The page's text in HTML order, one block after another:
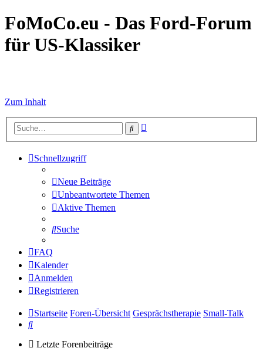
FoMoCo.eu - Das Ford-Forum
für US-Klassiker
Zum Inhalt
Suche
Schnellzugriff
Neue Beiträge
Unbeantwortete Themen
Aktive Themen
Suche
FAQ
Kalender
Anmelden
Registrieren
Startseite Foren-Übersicht Gesprächstherapie Small-Talk
Suche
Letzte Forenbeiträge